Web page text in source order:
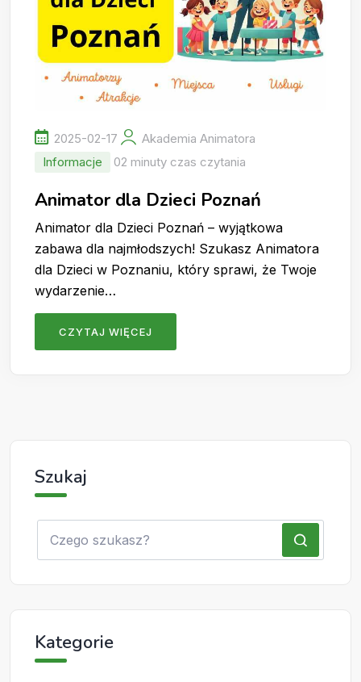
2025-02-17
Akademia Animatora
Informacje
02 minuty czas czytania
Animator dla Dzieci Poznań
Animator dla Dzieci Poznań – wyjątkowa
zabawa dla najmłodszych! Szukasz Animatora
dla Dzieci w Poznaniu, który sprawi, że Twoje
wydarzenie…
CZYTAJ WIĘCEJ
Szukaj
Kategorie